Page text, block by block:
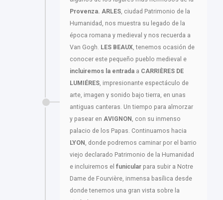
Provenza. ARLES, ciudad Patrimonio de la
Humanidad, nos muestra su legado de la
época romana y medieval y nos recuerda a
Van Gogh. LES BEAUX, tenemos ocasión de
conocer este pequeño pueblo medieval e
incluiremos la entrada a CARRIÈRES DE
LUMIÉRES, impresionante espectáculo de
arte, imagen y sonido bajo tierra, en unas
antiguas canteras. Un tiempo para almorzar
y pasear en AVIGNON , con su inmenso
palacio de los Papas. Continuamos hacia
LYON , donde podremos caminar por el barrio
viejo declarado Patrimonio de la Humanidad
e incluiremos el funicular para subir a Notre
Dame de Fourvière, inmensa basílica desde
donde tenemos una gran vista sobre la